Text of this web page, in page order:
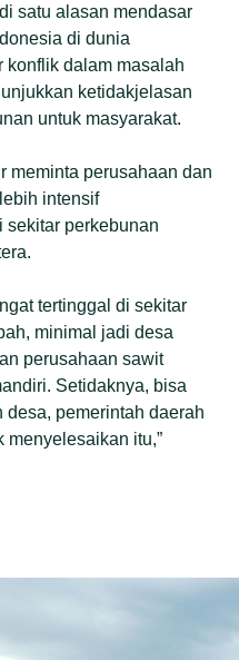
satu alasan mendasar
di dunia
konflik dalam masalah
ketidakjelasan
untuk masyarakat.
meminta perusahaan dan
intensif
sekitar perkebunan
tertinggal di sekitar
minimal jadi desa
perusahaan sawit
Setidaknya, bisa
desa, pemerintah daerah
menyelesaikan itu,”